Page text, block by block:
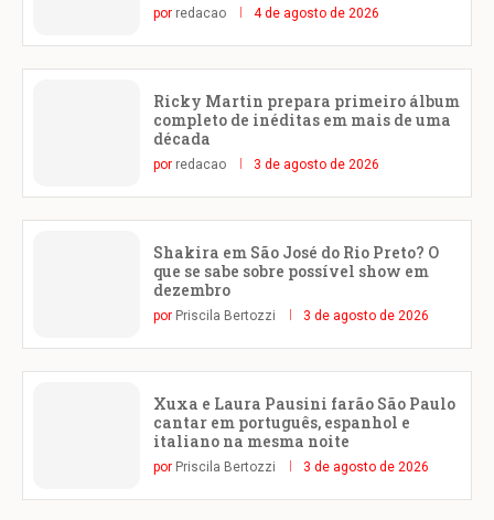
por redacao 4 de agosto de 2026
Ricky Martin prepara primeiro álbum
completo de inéditas em mais de uma
década
por redacao 3 de agosto de 2026
Shakira em São José do Rio Preto? O
que se sabe sobre possível show em
dezembro
por Priscila Bertozzi 3 de agosto de 2026
Xuxa e Laura Pausini farão São Paulo
cantar em português, espanhol e
italiano na mesma noite
por Priscila Bertozzi 3 de agosto de 2026